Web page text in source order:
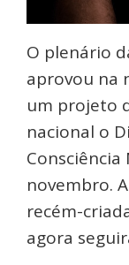
O plenário
aprovou na
um projeto
nacional o
novembro.
recém-
agora